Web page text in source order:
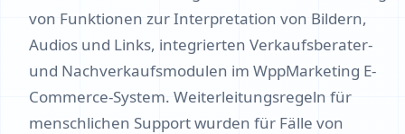
von Funktionen zur Interpretation von Bildern,
Audios und Links, integrierten Verkaufsberater-
und Nachverkaufsmodulen im WppMarketing E-
Commerce-System. Weiterleitungsregeln für
menschlichen Support wurden für Fälle von